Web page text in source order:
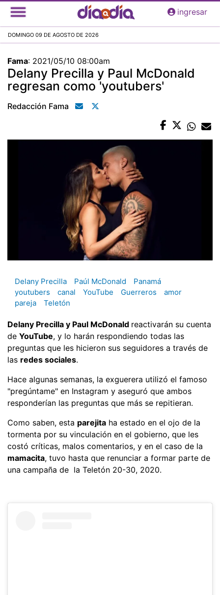
Pasar
al
principal
ingresar
DOMINGO 09 DE AGOSTO DE 2026
Fama: 2021/05/10 08:00am
Delany Precilla y Paul McDonald
regresan como 'youtubers'
Redacción Fama
Delany Precilla Paúl McDonald
Panamá
youtubers
canal YouTube Guerreros
amor
pareja
Teletón
Delany Precilla y Paul McDonald reactivarán su cuenta
de YouTube, y lo harán respondiendo todas las
preguntas que les hicieron sus seguidores a través de
las redes sociales.
Hace algunas semanas, la exguerera utilizó el famoso
"pregúntame" en Instagram y aseguró que ambos
responderían las preguntas que más se repitieran.
Como saben, esta parejita ha estado en el ojo de la
tormenta por su vinculación en el gobierno, que les
costó críticas, malos comentarios, y en el caso de la
mamacita, tuvo hasta que renunciar a formar parte de
una campaña de la Teletón 20-30, 2020.